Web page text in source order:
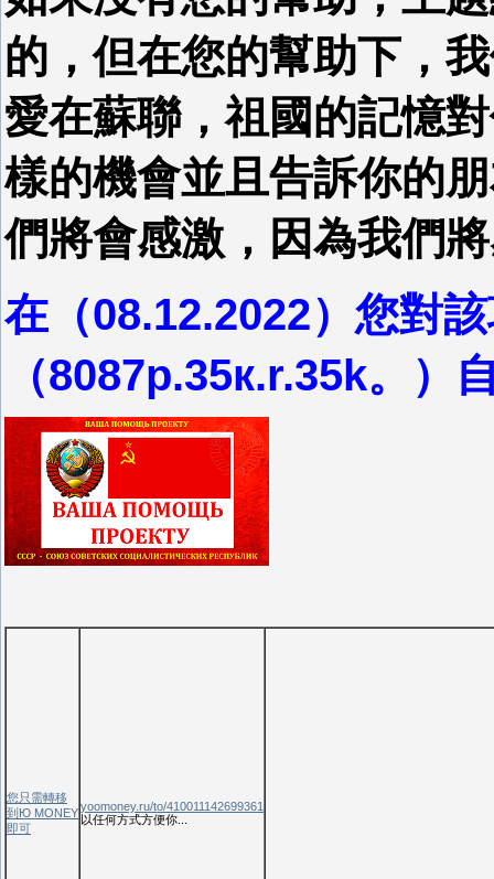
的，但在您的幫助下，
愛在蘇聯，祖國的記憶
樣的機會並且告訴你的
們將會感激，因為我們
在（08.12.2022）您對
（8087р.35к.r.35k。）
您只需轉移
到Ю MONEY
即可
yoomoney.ru/to/410011142699361
以任何方式方便你...